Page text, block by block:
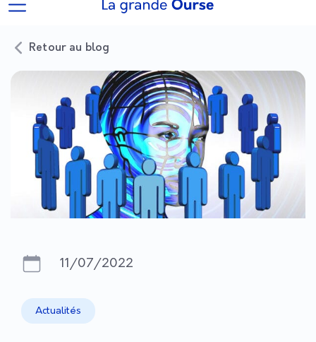
Retour au blog
11/07/2022
Actualités